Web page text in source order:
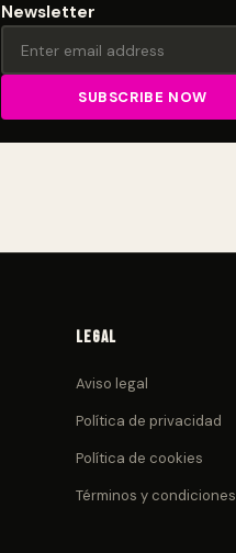
Newsletter
Legal
Aviso legal
Política de privacidad
Política de cookies
Términos y condiciones